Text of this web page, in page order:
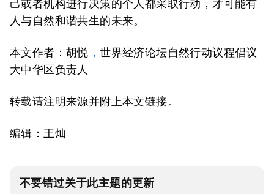
己或者机构进行决策的个人都采取行动，才可能有
人与自然和谐共生的未来。
本文作者：胡悦 ，世界经济论坛自然行动议程倡议
大中华区负责人
转载请注明来源并附上本文链接。
编辑：王灿
不要错过关于此主题的更新